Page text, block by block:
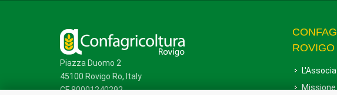
Piazza Duomo 2
45100 Rovigo Ro, Italy
CF 80001240292
ROVIGO